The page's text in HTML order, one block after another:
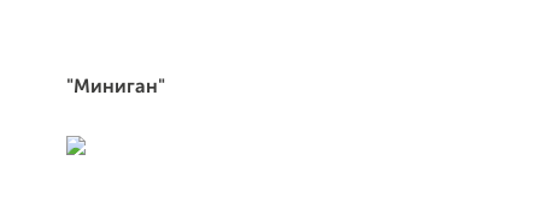
"Миниган"